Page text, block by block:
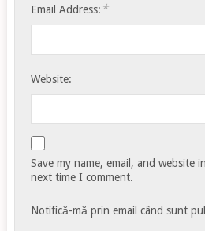
Email Address: *
Website:
Save my name, email, and website
next time I comment.
Notifică-mă prin email când sunt